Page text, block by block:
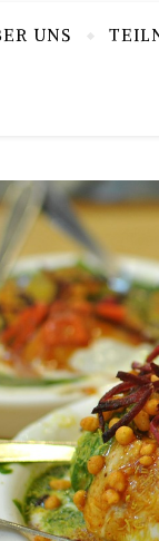
UNS